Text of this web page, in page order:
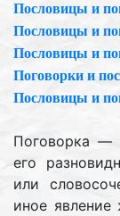
Пословицы и
Пословицы и
Пословицы и
Поговорки и
Пословицы и
Поговорка —
его
или
иное